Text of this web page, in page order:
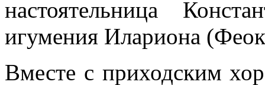
настоятельница
игумения Илариона
Вместе с приходским